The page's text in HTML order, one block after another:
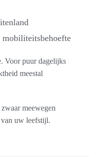
mobiliteitsbehoefte
Voor puur dagelijks
meestal
meewegen
van uw leefstijl.